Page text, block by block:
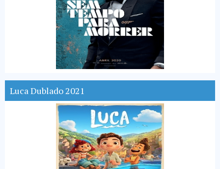
Luca Dublado 2021